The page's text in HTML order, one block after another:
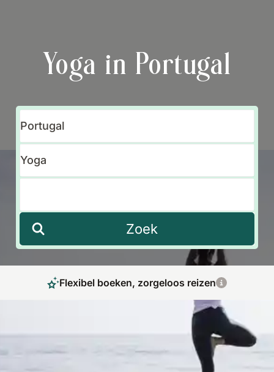
Yoga in Portugal
Zoek
Flexibel boeken, zorgeloos reizen
Yoga vakanties in Portugal brengen rust en